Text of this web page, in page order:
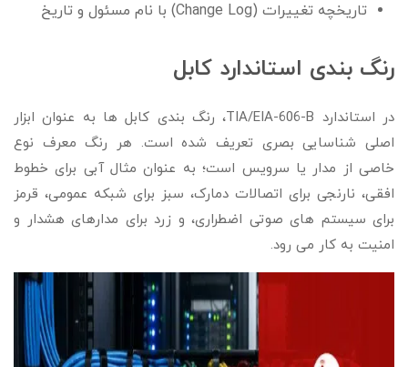
تاریخچه تغییرات (Change Log) با نام مسئول و تاریخ
رنگ بندی استاندارد کابل
در استاندارد TIA/EIA-606-B، رنگ بندی کابل ها به عنوان ابزار
اصلی شناسایی بصری تعریف شده است. هر رنگ معرف نوع
خاصی از مدار یا سرویس است؛ به عنوان مثال آبی برای خطوط
افقی، نارنجی برای اتصالات دمارک، سبز برای شبکه عمومی، قرمز
برای سیستم های صوتی اضطراری، و زرد برای مدارهای هشدار و
امنیت به کار می رود.